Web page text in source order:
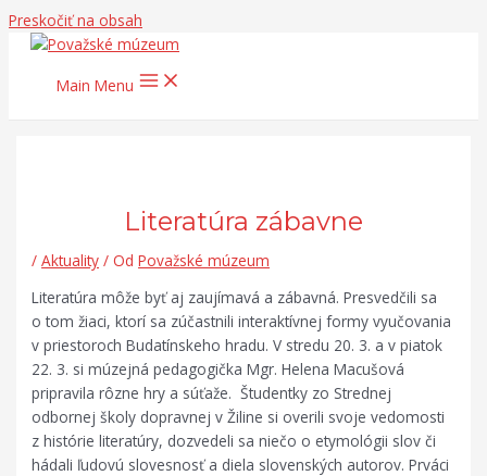
Preskočiť na obsah
Main Menu
Literatúra zábavne
/Aktuality / Od Považské múzeum
Literatúra môže byť aj zaujímavá a zábavná. Presvedčili sa
o tom žiaci, ktorí sa zúčastnili interaktívnej formy vyučovania
v priestoroch Budatínskeho hradu. V stredu 20. 3. a v piatok
22. 3. si múzejná pedagogička Mgr. Helena Macušová
pripravila rôzne hry a súťaže. Študentky zo Strednej
odbornej školy dopravnej v Žiline si overili svoje vedomosti
z histórie literatúry, dozvedeli sa niečo o etymológii slov či
hádali ľudovú slovesnosť a diela slovenských autorov. Prváci